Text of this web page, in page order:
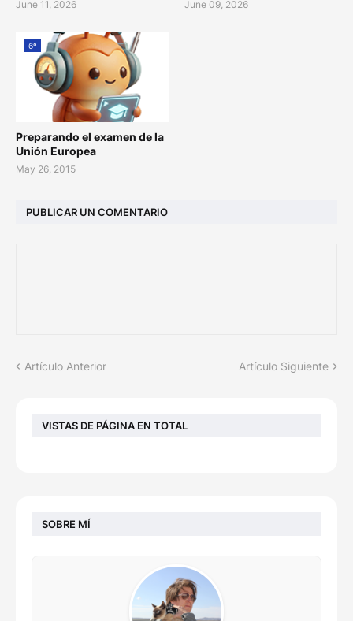
June 11, 2026 June 09, 2026
6º
Preparando el examen de la
Unión Europea
May 26, 2015
PUBLICAR UN COMENTARIO
Artículo Anterior Artículo Siguiente
VISTAS DE PÁGINA EN TOTAL
SOBRE MÍ